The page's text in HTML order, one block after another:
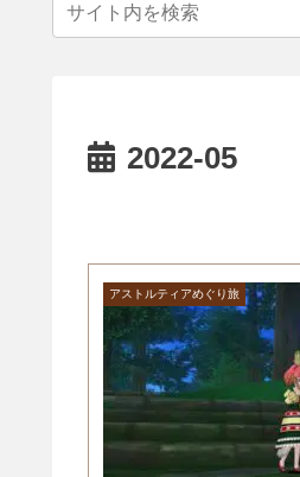
2022-05
アストルティアめぐり旅